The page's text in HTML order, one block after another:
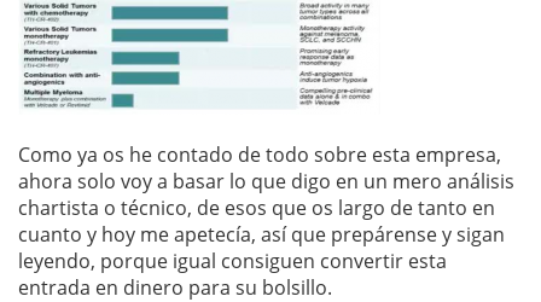
Como ya os he contado de todo sobre esta empresa,
ahora solo voy a basar lo que digo en un mero análisis
chartista o técnico, de esos que os largo de tanto en
cuanto y hoy me apetecía, así que prepárense y sigan
leyendo, porque igual consiguen convertir esta
entrada en dinero para su bolsillo.